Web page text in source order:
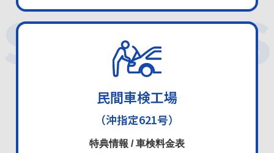
SERVICES
民間車検工場
（沖指定621号）
特典情報 / 車検料金表